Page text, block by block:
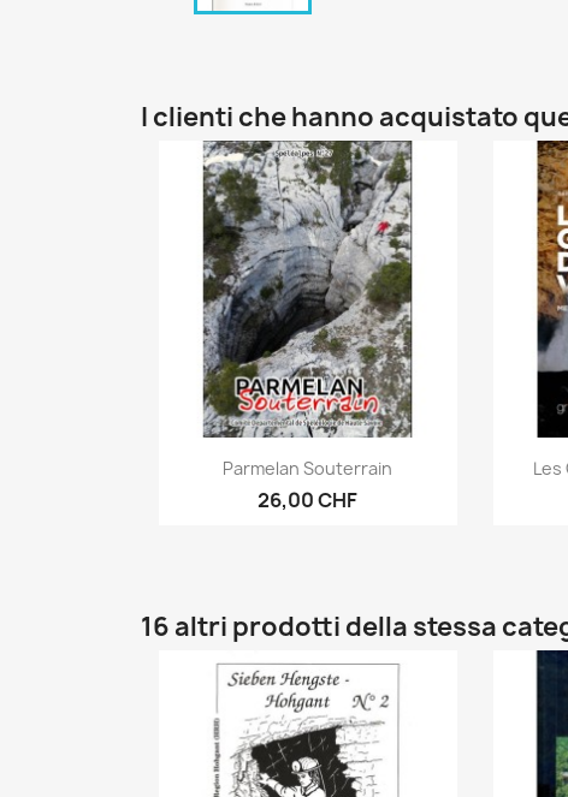
I clienti che hanno acquistato
Anteprima
Parmelan Souterrain
26,00 CHF
Les
16 altri prodotti della stessa